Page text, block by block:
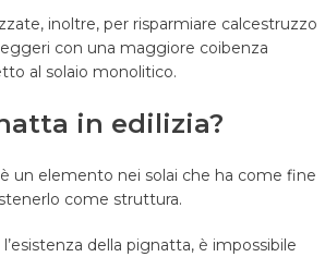
inoltre, per risparmiare calcestruzzo
con una maggiore coibenza
al solaio monolitico.
in edilizia?
un elemento nei solai che ha come fine
come struttura.
della pignatta, è impossibile